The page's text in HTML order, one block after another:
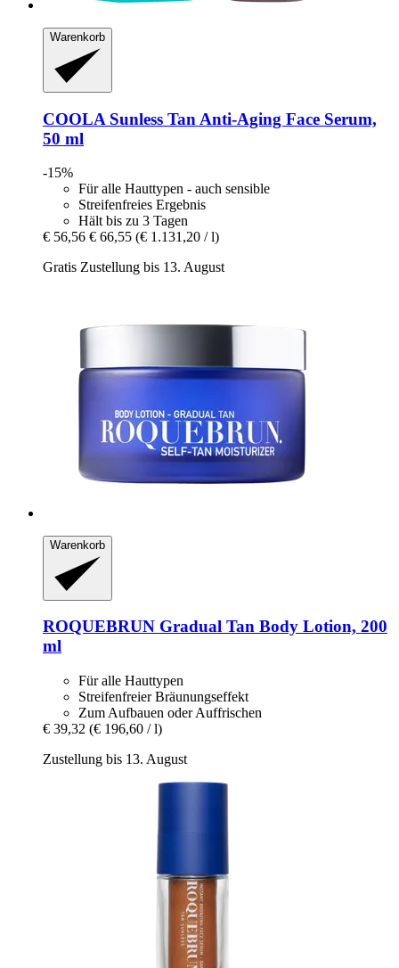
Warenkorb
COOLA Sunless Tan Anti-​Aging Face Serum,
50 ml
-15%
Für alle Hauttypen - auch sensible
Streifenfreies Ergebnis
Hält bis zu 3 Tagen
€ 56,56 € 66,55 (€ 1.131,20 / l)
Gratis Zustellung bis 13. August
Warenkorb
ROQUEBRUN Gradual Tan Body Lotion, 200
ml
Für alle Hauttypen
Streifenfreier Bräunungseffekt
Zum Aufbauen oder Auffrischen
€ 39,32 (€ 196,60 / l)
Zustellung bis 13. August